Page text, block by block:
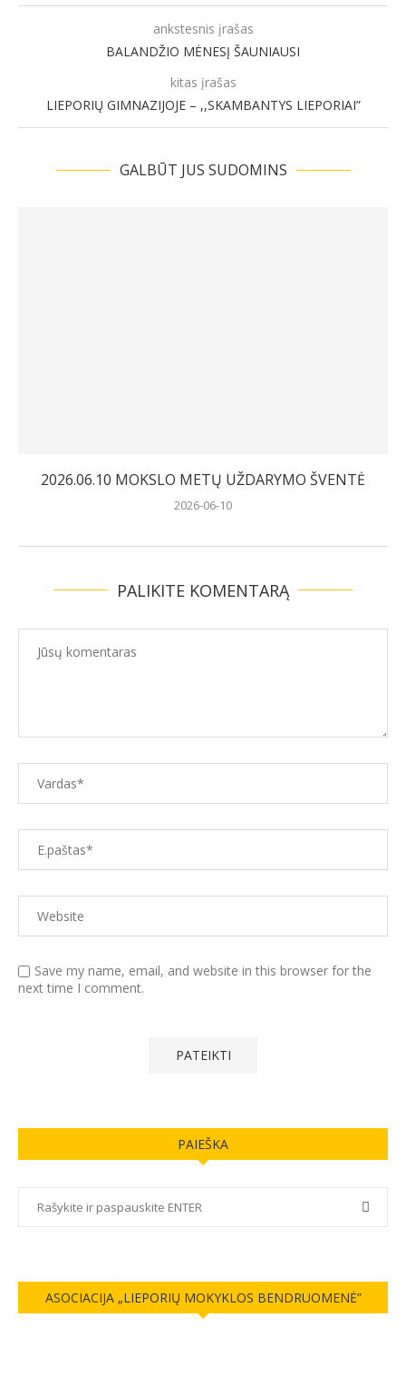
ankstesnis įrašas
BALANDŽIO MĖNESĮ ŠAUNIAUSI
kitas įrašas
LIEPORIŲ GIMNAZIJOJE – ,,SKAMBANTYS LIEPORIAI”
GALBŪT JUS SUDOMINS
2026.06.10 MOKSLO METŲ UŽDARYMO ŠVENTĖ
2026-06-10
PALIKITE KOMENTARĄ
Save my name, email, and website in this browser for the
next time I comment.
PAIEŠKA
ASOCIACIJA „LIEPORIŲ MOKYKLOS BENDRUOMENĖ”